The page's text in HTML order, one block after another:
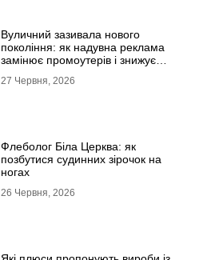
Вуличний зазивала нового
покоління: як надувна реклама
замінює промоутерів і знижує
27 Червня, 2026
Флеболог Біла Церква: як
позбутися судинних зірочок на
ногах
26 Червня, 2026